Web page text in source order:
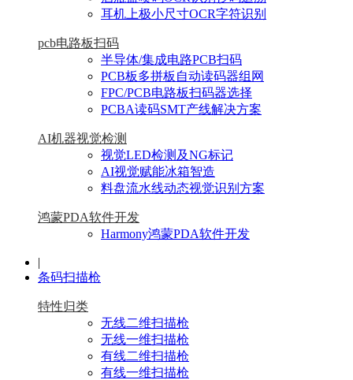
耳机上极小尺寸OCR字符识别
pcb电路板扫码
半导体/集成电路PCB扫码
PCB板多拼板自动读码器组网
FPC/PCB电路板扫码器选择
PCBA读码SMT产线解决方案
AI机器视觉检测
视觉LED检测及NG标记
AI视觉赋能冰箱智造
料盘流水线动态视觉识别方案
鸿蒙PDA软件开发
Harmony鸿蒙PDA软件开发
|
条码扫描枪
特性归类
无线二维扫描枪
无线一维扫描枪
有线二维扫描枪
有线一维扫描枪